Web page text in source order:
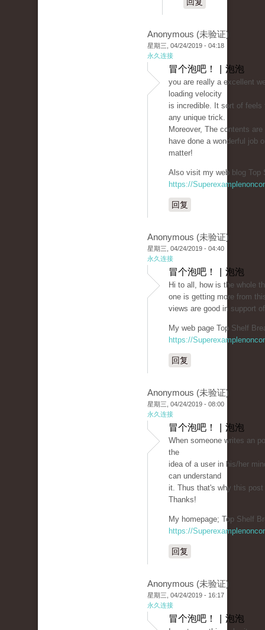
Anonymous (未验证)
星期三, 04/24/2019 - 04:18
永久连接
冒个泡吧！ | 泡泡
you are really a excellent
loading velocity
is incredible. It sort of feels
any unique trick.
Moreover, The contents
have done a wonderful job
matter!
Also visit my web blog Top
https://
回复
Anonymous (未验证)
星期三, 04/24/2019 - 04:40
永久连接
冒个泡吧！ | 泡泡
Hi to all, how is the whole
one is getting more from
views are good in support
My web page Top Shelf
https://
回复
Anonymous (未验证)
星期三, 04/24/2019 - 08:00
永久连接
冒个泡吧！ | 泡泡
When someone writes an
the
idea of a user in his/her
can understand
it. Thus that's why this
Thanks!
My homepage; Top Shelf
https://
回复
Anonymous (未验证)
星期三, 04/24/2019 - 16:17
永久连接
冒个泡吧！ | 泡泡